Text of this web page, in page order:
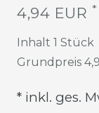
4,94 EUR *
Inhalt 1 Stück
Grundpreis
* inkl. ges.